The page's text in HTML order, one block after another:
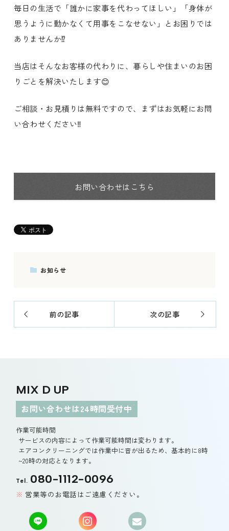
毎日の生活で「誰かに家事を代わってほしい」「身体が
思うように動かなくて用事をこなせない」とお困りでは
ありませんか⁉️
当店はそんなお客様の代わりに、暮らしや住まいのお困
りごとを解決いたします😊
ご相談・お見積りは無料ですので、まずはお気軽にお問
い合わせください‼️
お問い合わせはこちら
お知らせ
前の記事 次の記事
MIX D UP
お問い合わせは24時間受付中
作業可能時間
サービスの内容によって作業可能時間は変わります。
エアコンクリーニングでは作業中に音が出るため、基本的に8時
~20時の対応となります。
Tel. 080-1112-0096
営業等のお電話はご遠慮ください。